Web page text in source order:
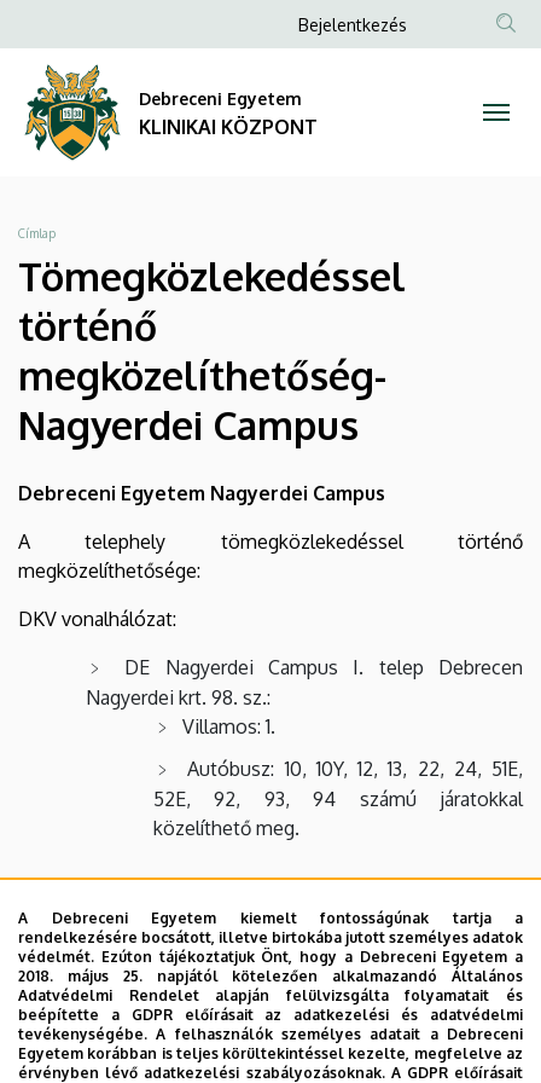
A Debreceni Egyetem kiemelt fontosságúnak tartja a
rendelkezésére bocsátott, illetve birtokába jutott személyes adatok
védelmét. Ezúton tájékoztatjuk Önt, hogy a Debreceni Egyetem a
2018. május 25. napjától kötelezően alkalmazandó Általános
Adatvédelmi Rendelet alapján felülvizsgálta folyamatait és
beépítette a GDPR előírásait az adatkezelési és adatvédelmi
tevékenységébe. A felhasználók személyes adatait a Debreceni
Egyetem korábban is teljes körültekintéssel kezelte, megfelelve az
érvényben lévő adatkezelési szabályozásoknak. A GDPR előírásait
Tömegközlekedéssel
történő
megközelíthetőség-
Nagyerdei
Campus
KLINIKAI
KÖZPONT
a
tartalomra
Anonim
fiók
menüje
Bejelentkezés
Debreceni Egyetem
KLINIKAI KÖZPONT
Morzsa
Címlap
Tömegközlekedéssel
történő
megközelíthetőség-
Nagyerdei Campus
Debreceni Egyetem Nagyerdei Campus
A telephely tömegközlekedéssel történő
megközelíthetősége:
DKV vonalhálózat:
DE Nagyerdei Campus I. telep Debrecen
Nagyerdei krt. 98. sz.:
Villamos: 1.
Autóbusz: 10, 10Y, 12, 13, 22, 24, 51E,
52E, 92, 93, 94 számú járatokkal
közelíthető meg.
Móricz Zsigmond u. 22.:
Autóbusz: 10, 10Y, 12, 22Y, 24Y, 52E, 92,
93, 94 számú járatokkal közelíthető meg.
https://www.dkv.hu/content/documents/Vonalhalozat-
DKV_helykozivel_v2020-03-02.pdf